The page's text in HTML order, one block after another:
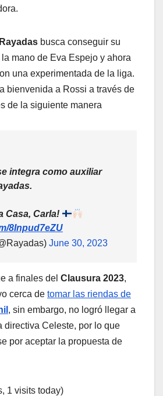
Rayadas busca conseguir su
mano de Eva Espejo y ahora
una experimentada de la liga.
bienvenida a Rossi a través de
de la siguiente manera
integra como auxiliar
Casa, Carla!
8Inpud7eZU
June 30, 2023
a finales del Clausura 2023,
cerca de tomar las riendas de
, sin embargo, no logró llegar a
directiva Celeste, por lo que
por aceptar la propuesta de
1 visits today)